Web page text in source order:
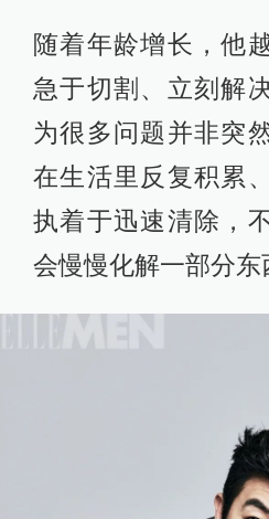
随着年龄增长，他
急于切割、立刻解
为很多问题并非突
在生活里反复积累
执着于迅速清除，
会慢慢化解一部分东